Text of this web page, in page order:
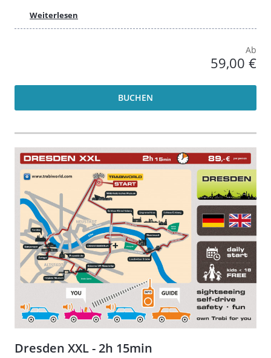
Weiterlesen
Ab
59,00 €
BUCHEN
Dresden XXL - 2h 15min